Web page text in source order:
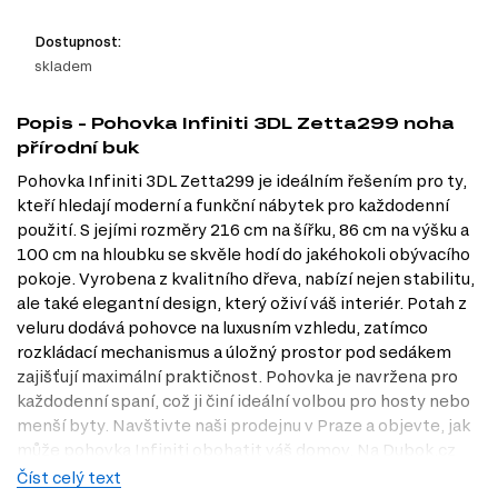
Dostupnost:
skladem
Popis - Pohovka Infiniti 3DL Zetta299 noha
přírodní buk
Pohovka Infiniti 3DL Zetta299 je ideálním řešením pro ty,
kteří hledají moderní a funkční nábytek pro každodenní
použití. S jejími rozměry 216 cm na šířku, 86 cm na výšku a
100 cm na hloubku se skvěle hodí do jakéhokoli obývacího
pokoje. Vyrobena z kvalitního dřeva, nabízí nejen stabilitu,
ale také elegantní design, který oživí váš interiér. Potah z
veluru dodává pohovce na luxusním vzhledu, zatímco
rozkládací mechanismus a úložný prostor pod sedákem
zajišťují maximální praktičnost. Pohovka je navržena pro
každodenní spaní, což ji činí ideální volbou pro hosty nebo
menší byty. Navštivte naši prodejnu v Praze a objevte, jak
může pohovka Infiniti obohatit váš domov. Na Dubok.cz
najdete vše potřebné pro váš komfort.
Číst celý text